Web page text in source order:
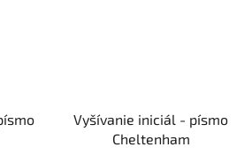
Vyšívanie iniciál - písmo
Cheltenham